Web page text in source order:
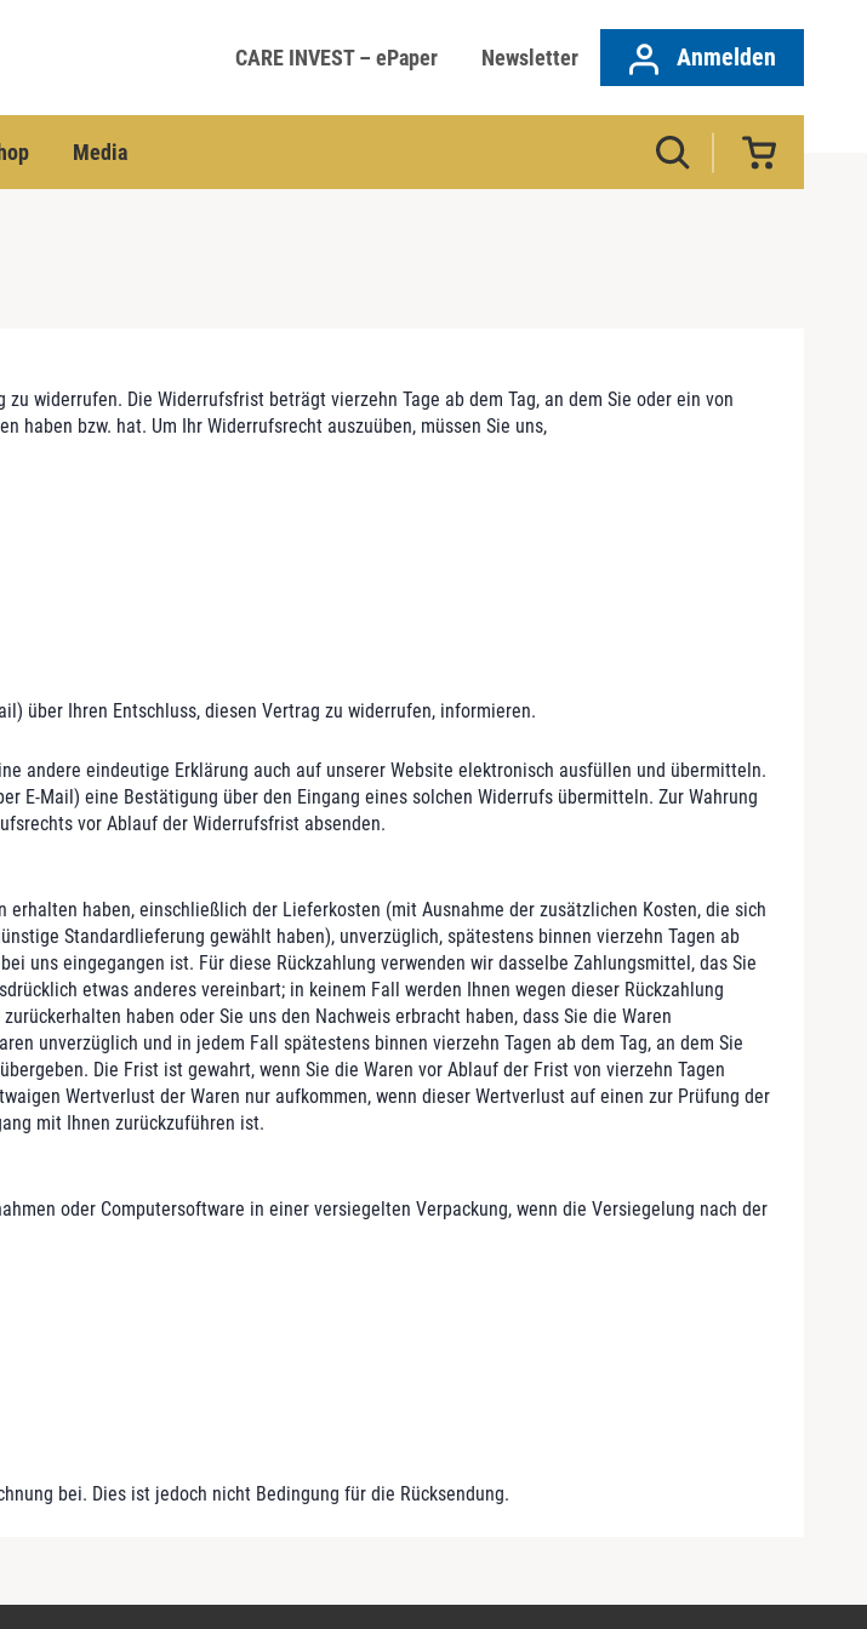
CARE INVEST – ePaper Newsletter Anmelden
Media
widerrufen. Die Widerrufsfrist beträgt vierzehn Tage ab dem Tag, an dem Sie oder ein von
haben bzw. hat. Um Ihr Widerrufsrecht auszuüben, müssen Sie uns,
über Ihren Entschluss, diesen Vertrag zu widerrufen, informieren.
andere eindeutige Erklärung auch auf unserer Website elektronisch ausfüllen und übermitteln.
E-Mail) eine Bestätigung über den Eingang eines solchen Widerrufs übermitteln. Zur Wahrung
vor Ablauf der Widerrufsfrist absenden.
haben, einschließlich der Lieferkosten (mit Ausnahme der zusätzlichen Kosten, die sich
Standardlieferung gewählt haben), unverzüglich, spätestens binnen vierzehn Tagen ab
uns eingegangen ist. Für diese Rückzahlung verwenden wir dasselbe Zahlungsmittel, das Sie
etwas anderes vereinbart; in keinem Fall werden Ihnen wegen dieser Rückzahlung
haben oder Sie uns den Nachweis erbracht haben, dass Sie die Waren
unverzüglich und in jedem Fall spätestens binnen vierzehn Tagen ab dem Tag, an dem Sie
Die Frist ist gewahrt, wenn Sie die Waren vor Ablauf der Frist von vierzehn Tagen
Wertverlust der Waren nur aufkommen, wenn dieser Wertverlust auf einen zur Prüfung der
mit Ihnen zurückzuführen ist.
oder Computersoftware in einer versiegelten Verpackung, wenn die Versiegelung nach der
bei. Dies ist jedoch nicht Bedingung für die Rücksendung.